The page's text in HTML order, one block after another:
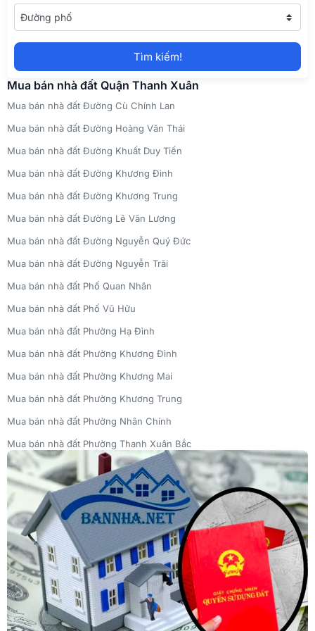
Dịch vụ môi giới ký gửi nhà đất tại Tuyên Quang
Dịch vụ môi giới ký gửi nhà đất tại Vĩnh Long
Dịch vụ môi giới ký gửi nhà đất tại Vĩnh Phúc
Dịch vụ môi giới ký gửi nhà đất tại Yên Bái
Quận 12
Tân Phú
Gò Vấp
Đường phố
Tìm kiếm!
Mua bán nhà đất Quận Thanh Xuân
Mua bán nhà đất Đường Cù Chính Lan
Mua bán nhà đất Đường Hoàng Văn Thái
Mua bán nhà đất Đường Khuất Duy Tiến
Mua bán nhà đất Đường Khương Đình
Mua bán nhà đất Đường Khương Trung
Mua bán nhà đất Đường Lê Văn Lương
Mua bán nhà đất Đường Nguyễn Quý Đức
Mua bán nhà đất Đường Nguyễn Trãi
Mua bán nhà đất Phố Quan Nhân
Mua bán nhà đất Phố Vũ Hữu
Mua bán nhà đất Phường Hạ Đình
Mua bán nhà đất Phường Khương Đình
Mua bán nhà đất Phường Khương Mai
Mua bán nhà đất Phường Khương Trung
Mua bán nhà đất Phường Nhân Chính
Mua bán nhà đất Phường Thanh Xuân Bắc
Mua bán nhà đất Phường Thượng Đình